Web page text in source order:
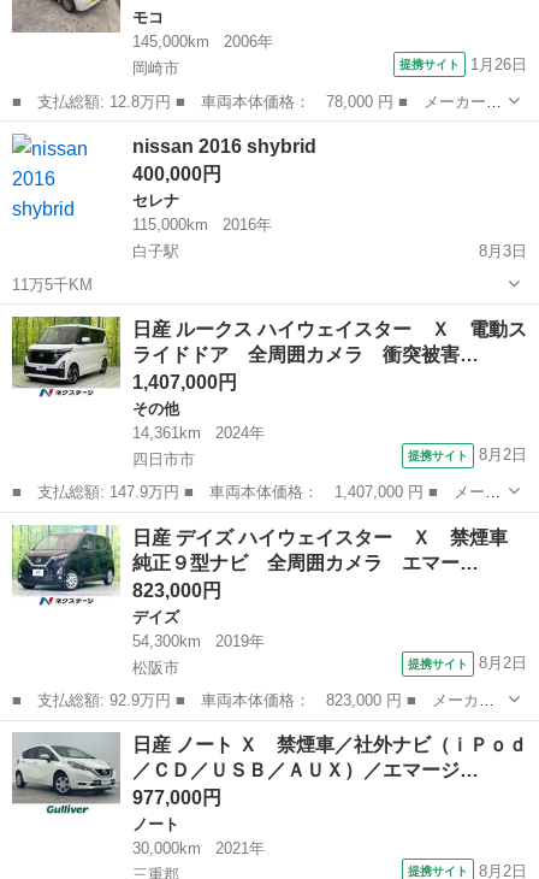
モコ
145,000km
2006年
岡崎市
提携サイト 1月26日
■ 支払総額: 12.8万円 ■ 車両本体価格： 78,000 円 ■ メーカー
名： 日産 ■ 車種名： モコ ■ グレード名： Ｅ スマートキー
■ 排気量： 660cc ■ ドア枚数： 5D ■ ミッション： AT4速...
愛知
nissan 2016 shybrid
400,000円
セレナ
115,000km
2016年
白子駅
8月3日
11万5千KM
三重 鈴鹿市 白子駅
日産 ルークス ハイウェイスター Ｘ 電動ス
ライドドア 全周囲カメラ 衝突被害…
1,407,000円
その他
14,361km
2024年
四日市市
提携サイト 8月2日
■ 支払総額: 147.9万円 ■ 車両本体価格： 1,407,000 円 ■ メーカ
ー名： 日産 ■ 車種名： ルークス ■ グレード名： ハイウェイ
スター Ｘ 電動スライドドア 全周囲カメラ 衝突被害軽減システ
ム 禁煙...
三重 四日市市 その他
日産 デイズ ハイウェイスター Ｘ 禁煙車
純正９型ナビ 全周囲カメラ エマー…
823,000円
デイズ
54,300km
2019年
松阪市
提携サイト 8月2日
■ 支払総額: 92.9万円 ■ 車両本体価格： 823,000 円 ■ メーカー
名： 日産 ■ 車種名： デイズ ■ グレード名： ハイウェイスタ
ー Ｘ 禁煙車 純正９型ナビ 全周囲カメラ エマージェンシーブ
レーキ ドラ...
三重 松阪市 デイズ
日産 ノート Ｘ 禁煙車／社外ナビ（ｉＰｏｄ
／ＣＤ／ＵＳＢ／ＡＵＸ）／エマージ…
977,000円
ノート
30,000km
2021年
三重郡
提携サイト 8月2日